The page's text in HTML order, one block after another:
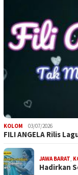
KOLOM 03/07/2026
FILI ANGELA Rilis
JAWA BARAT
Hadirkan